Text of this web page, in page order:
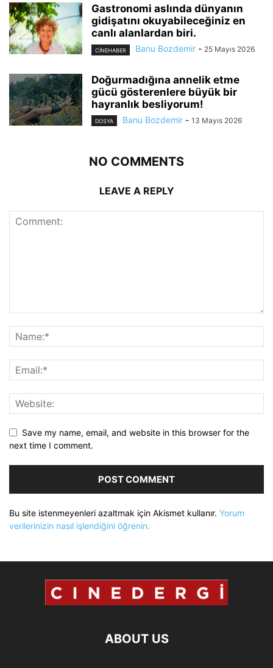
Gastronomi aslında dünyanın
gidişatını okuyabileceğiniz en
canlı alanlardan biri.
CINEHABER Banu Bozdemir - 25 Mayıs 2026
Doğurmadığına annelik etme
gücü gösterenlere büyük bir
hayranlık besliyorum!
DOSYA Banu Bozdemir - 13 Mayıs 2026
NO COMMENTS
LEAVE A REPLY
Save my name, email, and website in this browser for the
next time I comment.
Bu site istenmeyenleri azaltmak için Akismet kullanır. Yorum
verilerinizin nasıl işlendiğini öğrenin.
ABOUT US